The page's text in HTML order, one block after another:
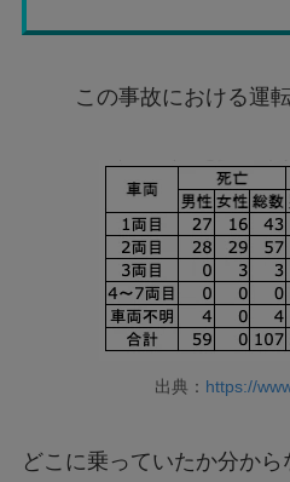
この事故における運
出典： https://
どこに乗っていたか分か